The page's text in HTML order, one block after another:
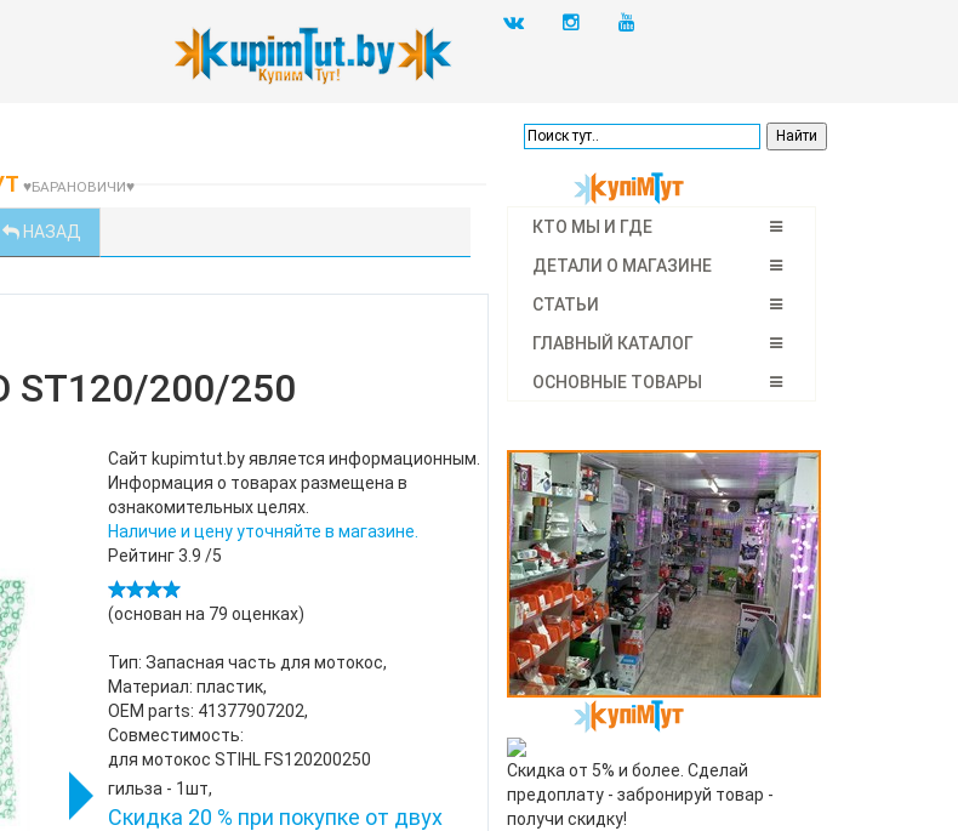
♥БАРАНОВИЧИ♥
НАЗАД
ST120/200/250
Сайт kupimtut.by является информационным.
Информация о товарах размещена в
ознакомительных целях.
Наличие и цену уточняйте в магазине.
Рейтинг3.9 /5
(основан на 79 оценках)
Тип: Запасная часть для мотокос,
Материал: пластик,
OEM parts: 41377907202,
Совместимость:
для мотокос STIHL FS120200250
гильза - 1шт,
Скидка 20 % при покупке от двух
КТО МЫ И ГДЕ
ДЕТАЛИ О МАГАЗИНЕ
СТАТЬИ
ГЛАВНЫЙ КАТАЛОГ
ОСНОВНЫЕ ТОВАРЫ
Скидка от 5% и более. Сделай
предоплату - забронируй товар -
получи скидку!